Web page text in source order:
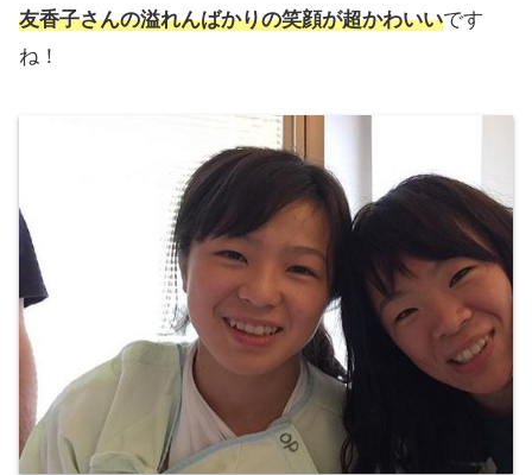
友香子さんの溢れんばかりの笑顔が超かわいいです
ね！